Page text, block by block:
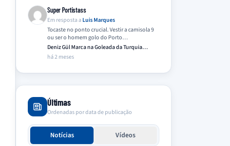
Super Portistass
Em resposta a Luis Marques
Tocaste no ponto crucial. Vestir a camisola 9
ou ser o homem golo do Porto…
Deniz Gül Marca na Goleada da Turquia
Frente…
há 2 meses
Últimas
Ordenadas por data de publicação
Notícias Vídeos